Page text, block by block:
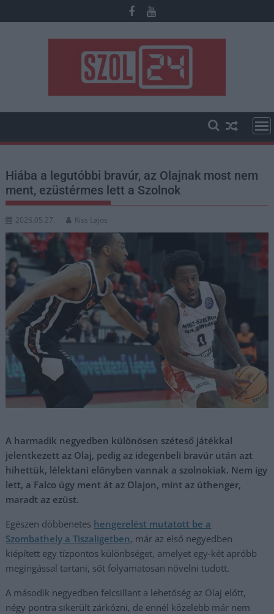
to
Hiába a legutóbbi bravúr, az Olajnak most nem
ment, ezüstérmes lett a Szolnok
2026.05.27. Kiss Lajos
A harmadik negyedben különösen széteső játékkal
jelentkezett az Olaj, pedig az idegenbeli bravúr után azt
hihettük, lélektani előnyben vannak a szolnokiak. Nem így
lett, a Falco úgy ment át az Olajon, mint az úthenger,
maradt az ezüst.
Egészen döbbenetes hengerelést mutatott be a
Szombathely a Tiszaligetben, már az első negyedben
kiépített egy tízpontos különbséget, amelyet egy-két apróbb
megingással tartani, sőt folyamatosan növelni tudott.
A második negyedben felcsillant a lehetőség az Olaj előtt,
négy pontra sikerült zárkózni, de ennél közelebb már nem